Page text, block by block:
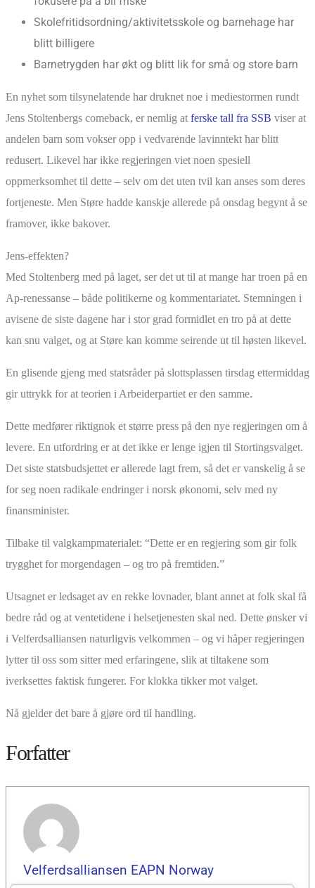
Skolefritidsordning/aktivitetsskole og barnehage har
blitt billigere
Barnetrygden har økt og blitt lik for små og store barn
En nyhet som tilsynelatende har druknet noe i mediestormen rundt
Jens Stoltenbergs comeback, er nemlig at ferske tall fra SSB viser at
andelen barn som vokser opp i vedvarende lavinntekt har blitt
redusert. Likevel har ikke regjeringen viet noen spesiell
oppmerksomhet til dette – selv om det uten tvil kan anses som deres
fortjeneste. Men Støre hadde kanskje allerede på onsdag begynt å se
framover, ikke bakover.
Jens-effekten?
Med Stoltenberg med på laget, ser det ut til at mange har troen på en
Ap-renessanse – både politikerne og kommentariatet. Stemningen i
avisene de siste dagene har i stor grad formidlet en tro på at dette
kan snu valget, og at Støre kan komme seirende ut til høsten likevel.
En glisende gjeng med statsråder på slottsplassen tirsdag ettermiddag
gir uttrykk for at teorien i Arbeiderpartiet er den samme.
Dette medfører riktignok et større press på den nye regjeringen om å
levere. En utfordring er at det ikke er lenge igjen til Stortingsvalget.
Det siste statsbudsjettet er allerede lagt frem, så det er vanskelig å se
for seg noen radikale endringer i norsk økonomi, selv med ny
finansminister.
Tilbake til valgkampmaterialet: “Dette er en regjering som gir folk
trygghet for morgendagen – og tro på fremtiden.”
Utsagnet er ledsaget av en rekke lovnader, blant annet at folk skal få
bedre råd og at ventetidene i helsetjenesten skal ned. Dette ønsker vi
i Velferdsalliansen naturligvis velkommen – og vi håper regjeringen
lytter til oss som sitter med erfaringene, slik at tiltakene som
iverksettes faktisk fungerer. For klokka tikker mot valget.
Nå gjelder det bare å gjøre ord til handling.
Forfatter
Velferdsalliansen EAPN Norway